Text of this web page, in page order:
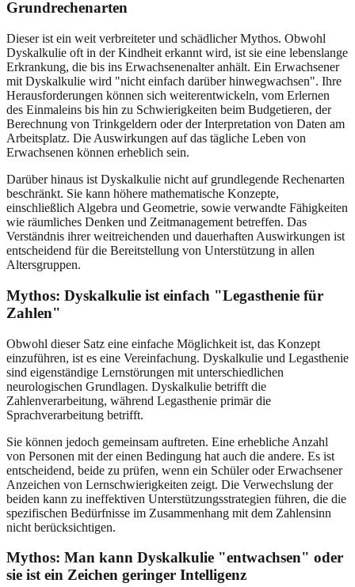
Grundrechenarten
Dieser ist ein weit verbreiteter und schädlicher Mythos. Obwohl
Dyskalkulie oft in der Kindheit erkannt wird, ist sie eine lebenslange
Erkrankung, die bis ins Erwachsenenalter anhält. Ein Erwachsener
mit Dyskalkulie wird "nicht einfach darüber hinwegwachsen". Ihre
Herausforderungen können sich weiterentwickeln, vom Erlernen
des Einmaleins bis hin zu Schwierigkeiten beim Budgetieren, der
Berechnung von Trinkgeldern oder der Interpretation von Daten am
Arbeitsplatz. Die Auswirkungen auf das tägliche Leben von
Erwachsenen können erheblich sein.
Darüber hinaus ist Dyskalkulie nicht auf grundlegende Rechenarten
beschränkt. Sie kann höhere mathematische Konzepte,
einschließlich Algebra und Geometrie, sowie verwandte Fähigkeiten
wie räumliches Denken und Zeitmanagement betreffen. Das
Verständnis ihrer weitreichenden und dauerhaften Auswirkungen ist
entscheidend für die Bereitstellung von Unterstützung in allen
Altersgruppen.
Mythos: Dyskalkulie ist einfach "Legasthenie für
Zahlen"
Obwohl dieser Satz eine einfache Möglichkeit ist, das Konzept
einzuführen, ist es eine Vereinfachung. Dyskalkulie und Legasthenie
sind eigenständige Lernstörungen mit unterschiedlichen
neurologischen Grundlagen. Dyskalkulie betrifft die
Zahlenverarbeitung, während Legasthenie primär die
Sprachverarbeitung betrifft.
Sie können jedoch gemeinsam auftreten. Eine erhebliche Anzahl
von Personen mit der einen Bedingung hat auch die andere. Es ist
entscheidend, beide zu prüfen, wenn ein Schüler oder Erwachsener
Anzeichen von Lernschwierigkeiten zeigt. Die Verwechslung der
beiden kann zu ineffektiven Unterstützungsstrategien führen, die die
spezifischen Bedürfnisse im Zusammenhang mit dem Zahlensinn
nicht berücksichtigen.
Mythos: Man kann Dyskalkulie "entwachsen" oder
sie ist ein Zeichen geringer Intelligenz